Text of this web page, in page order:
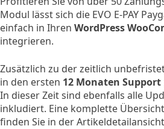
Modul lässt sich die EVO E-PAY
einfach in Ihren WordPress
integrieren.
Zusätzlich zu der zeitlich
in den ersten 12 Monaten Support
In dieser Zeit sind ebenfalls alle
inkludiert. Eine komplette
finden Sie in der